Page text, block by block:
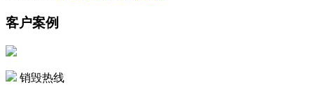
客户案例
销毁热线